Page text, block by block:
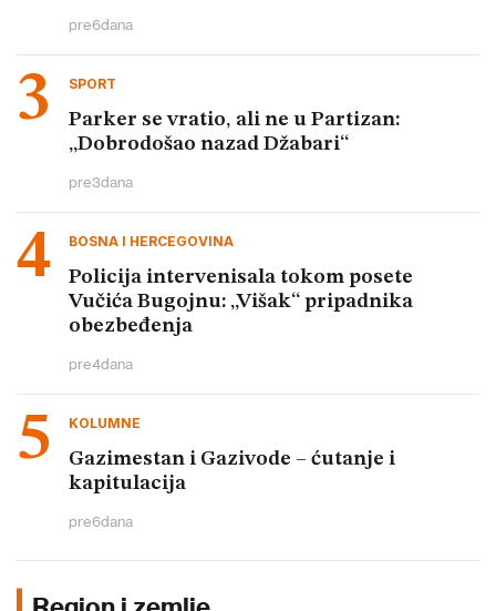
pre6dana
SPORT
Parker se vratio, ali ne u Partizan:
„Dobrodošao nazad Džabari“
pre3dana
BOSNA I HERCEGOVINA
Policija intervenisala tokom posete
Vučića Bugojnu: „Višak“ pripadnika
obezbeđenja
pre4dana
KOLUMNE
Gazimestan i Gazivode – ćutanje i
kapitulacija
pre6dana